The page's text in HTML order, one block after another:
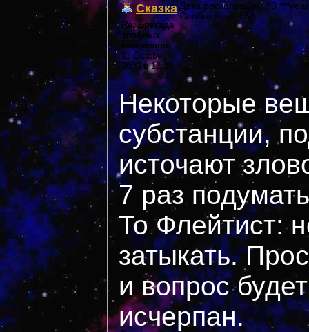
Сказка
Re: Бригада
злобных
киноманов
11 October,
2005 в 18:39
Дата регистрации: 39
Сообщений: 158
Некоторые
субстанции,
источают
7 раз
То Флейтист:
затыкать.
и вопрос
исчерпан.